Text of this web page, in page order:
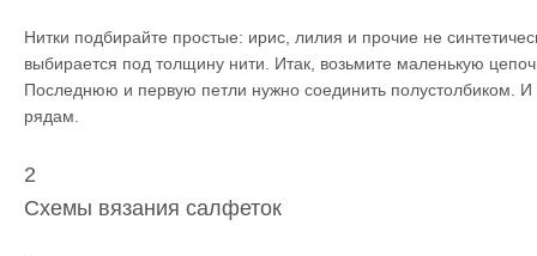
Нитки подбирайте простые: ирис, лилия и прочие не
выбирается под толщину нити. Итак, возьмите маленькую
Последнюю и первую петли нужно соединить полустолбиком. И
рядам.
2
Схемы вязания салфеток